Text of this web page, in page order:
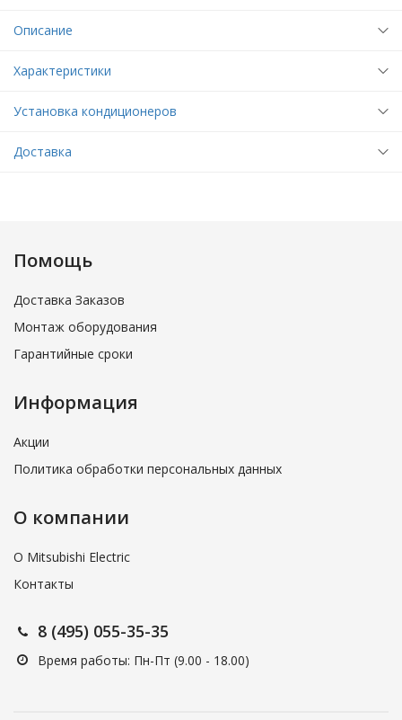
Описание
Характеристики
Установка кондиционеров
Доставка
Помощь
Доставка Заказов
Монтаж оборудования
Гарантийные сроки
Информация
Акции
Политика обработки персональных данных
О компании
О Mitsubishi Electric
Контакты
8 (495) 055-35-35
Время работы: Пн-Пт (9.00 - 18.00)